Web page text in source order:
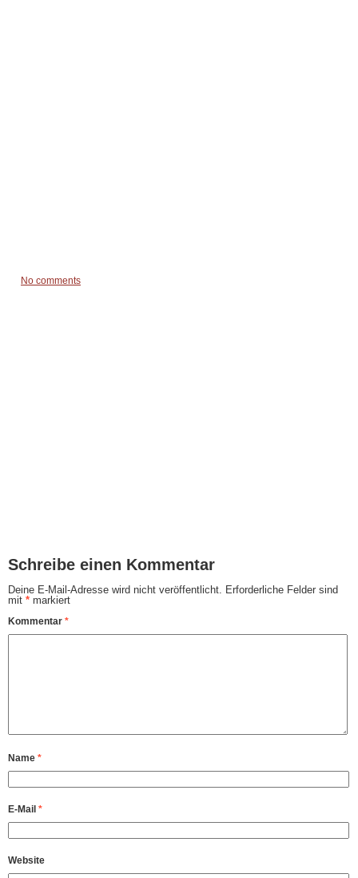
No comments
Schreibe einen Kommentar
Deine E-Mail-Adresse wird nicht veröffentlicht. Erforderliche Felder sind
mit * markiert
Kommentar *
Name *
E-Mail *
Website